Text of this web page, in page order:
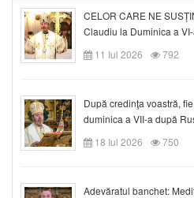
CELOR CARE NE
Claudiu la Duminica a
11 Iul 2026
792
După credinţa voastră,
duminica a VII-a după
18 Iul 2026
750
Adevăratul banchet: